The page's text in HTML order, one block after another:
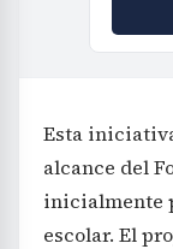
Esta
alcance del
inicialmente
escolar. El